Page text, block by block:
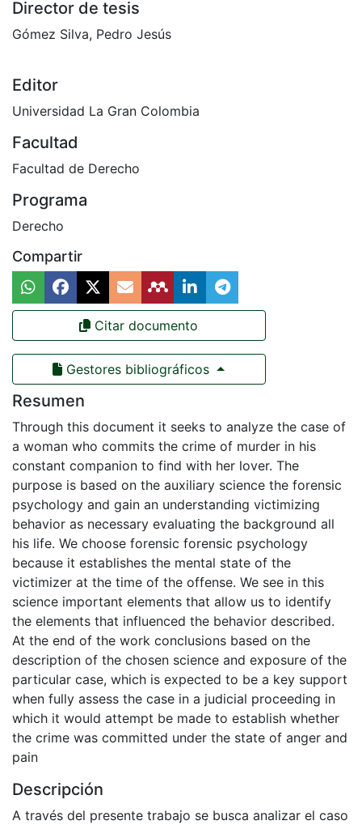
Director de tesis
Gómez Silva, Pedro Jesús
Editor
Universidad La Gran Colombia
Facultad
Facultad de Derecho
Programa
Derecho
Compartir
Citar documento
Gestores bibliográficos
Resumen
Through this document it seeks to analyze the case of
a woman who commits the crime of murder in his
constant companion to find with her lover. The
purpose is based on the auxiliary science the forensic
psychology and gain an understanding victimizing
behavior as necessary evaluating the background all
his life. We choose forensic forensic psychology
because it establishes the mental state of the
victimizer at the time of the offense. We see in this
science important elements that allow us to identify
the elements that influenced the behavior described.
At the end of the work conclusions based on the
description of the chosen science and exposure of the
particular case, which is expected to be a key support
when fully assess the case in a judicial proceeding in
which it would attempt be made to establish whether
the crime was committed under the state of anger and
pain
Descripción
A través del presente trabajo se busca analizar el caso